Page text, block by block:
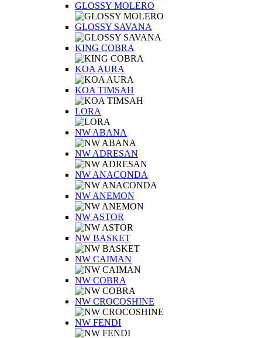
GLOSSY MOLERO
GLOSSY SAVANA
KING COBRA
KOA AURA
KOA TIMSAH
LORA
NW ABANA
NW ADRESAN
NW ANACONDA
NW ANEMON
NW ASTOR
NW BASKET
NW CAIMAN
NW COBRA
NW CROCOSHINE
NW FENDI